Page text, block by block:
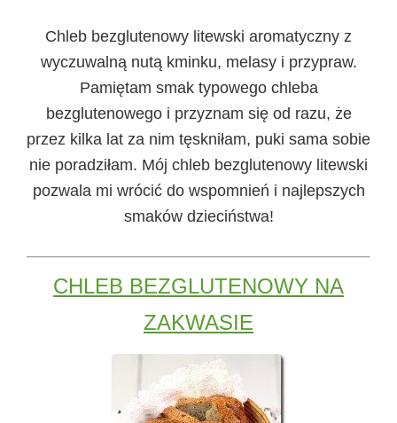
Chleb bezglutenowy litewski aromatyczny z
wyczuwalną nutą kminku, melasy i przypraw.
Pamiętam smak typowego chleba
bezglutenowego i przyznam się od razu, że
przez kilka lat za nim tęskniłam, puki sama sobie
nie poradziłam. Mój chleb bezglutenowy litewski
pozwala mi wrócić do wspomnień i najlepszych
smaków dzieciństwa!
CHLEB BEZGLUTENOWY NA
ZAKWASIE